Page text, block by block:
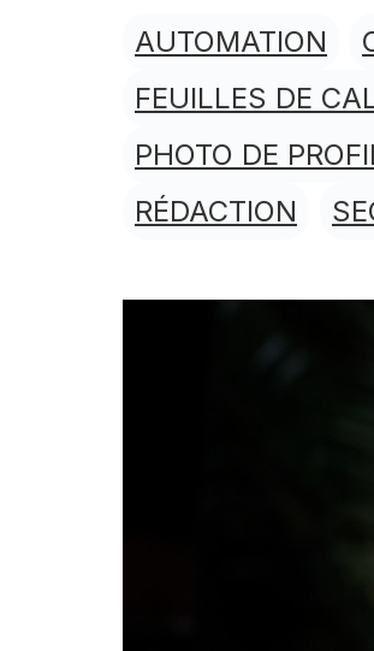
AUTOMATION
FEUILLES DE
PHOTO DE
RÉDACTION